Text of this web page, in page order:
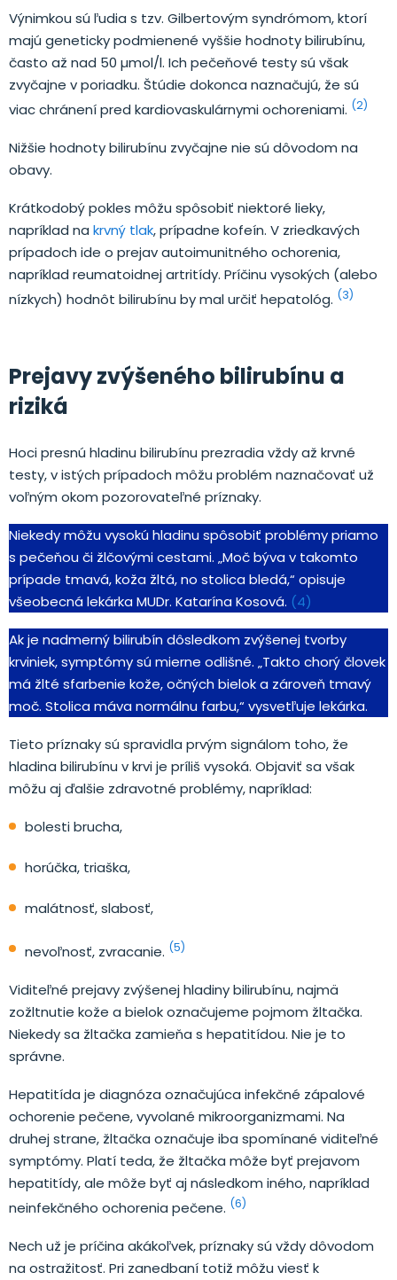
Výnimkou sú ľudia s tzv. Gilbertovým syndrómom, ktorí
majú geneticky podmienené vyššie hodnoty bilirubínu,
často až nad 50 µmol/l. Ich pečeňové testy sú však
zvyčajne v poriadku. Štúdie dokonca naznačujú, že sú
viac chránení pred kardiovaskulárnymi ochoreniami. (2)
Nižšie hodnoty bilirubínu zvyčajne nie sú dôvodom na
obavy.
Krátkodobý pokles môžu spôsobiť niektoré lieky,
napríklad na krvný tlak, prípadne kofeín. V zriedkavých
prípadoch ide o prejav autoimunitného ochorenia,
napríklad reumatoidnej artritídy. Príčinu vysokých (alebo
nízkych) hodnôt bilirubínu by mal určiť hepatológ. (3)
Prejavy zvýšeného bilirubínu a
riziká
Hoci presnú hladinu bilirubínu prezradia vždy až krvné
testy, v istých prípadoch môžu problém naznačovať už
voľným okom pozorovateľné príznaky.
Niekedy môžu vysokú hladinu spôsobiť problémy priamo
s pečeňou či žlčovými cestami. „Moč býva v takomto
prípade tmavá, koža žltá, no stolica bledá,“ opisuje
všeobecná lekárka MUDr. Katarína Kosová. (4)
Ak je nadmerný bilirubín dôsledkom zvýšenej tvorby
krviniek, symptómy sú mierne odlišné. „Takto chorý človek
má žlté sfarbenie kože, očných bielok a zároveň tmavý
moč. Stolica máva normálnu farbu,“ vysvetľuje lekárka.
Tieto príznaky sú spravidla prvým signálom toho, že
hladina bilirubínu v krvi je príliš vysoká. Objaviť sa však
môžu aj ďalšie zdravotné problémy, napríklad:
bolesti brucha,
horúčka, triaška,
malátnosť, slabosť,
nevoľnosť, zvracanie. (5)
Viditeľné prejavy zvýšenej hladiny bilirubínu, najmä
zožltnutie kože a bielok označujeme pojmom žltačka.
Niekedy sa žltačka zamieňa s hepatitídou. Nie je to
správne.
Hepatitída je diagnóza označujúca infekčné zápalové
ochorenie pečene, vyvolané mikroorganizmami. Na
druhej strane, žltačka označuje iba spomínané viditeľné
symptómy. Platí teda, že žltačka môže byť prejavom
hepatitídy, ale môže byť aj následkom iného, napríklad
neinfekčného ochorenia pečene. (6)
Nech už je príčina akákoľvek, príznaky sú vždy dôvodom
na ostražitosť. Pri zanedbaní totiž môžu viesť k